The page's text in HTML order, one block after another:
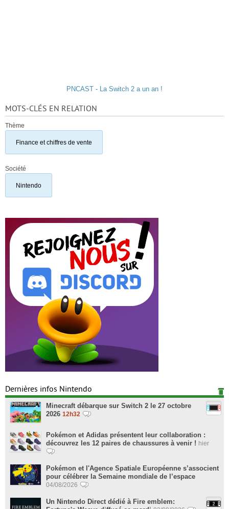
PNCAST - La Switch 2 a un an !
MOTS-CLÉS EN RELATION
Thème
Finance et chiffres de vente
Société
Nintendo
Dernières infos Nintendo
Minecraft débarque sur Switch 2 le 27 octobre
2026 12h32
Pokémon et Adidas présentent leur collaboration :
découvrez les 12 paires de chaussures à venir ! hier
Pokémon et l'Agence Spatiale Européenne s’associent
pour célébrer la Semaine mondiale de l’espace
04/08/2026
Un Nintendo Direct dédié à Fire emblem: